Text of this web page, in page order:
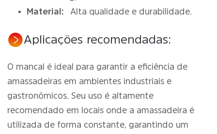
Material:
Alta qualidade e durabilidade.
Aplicações recomendadas:
O mancal é ideal para garantir a eficiência de
amassadeiras em ambientes industriais e
gastronômicos. Seu uso é altamente
recomendado em locais onde a amassadeira é
utilizada de forma constante, garantindo um